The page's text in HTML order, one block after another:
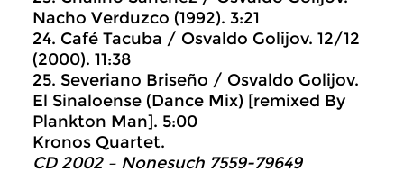
Nacho Verduzco (1992). 3:21
24. Café Tacuba / Osvaldo Golijov. 12/12
(2000). 11:38
25. Severiano Briseño / Osvaldo Golijov.
El Sinaloense (Dance Mix) [remixed By
Plankton Man]. 5:00
Kronos Quartet.
CD 2002 – Nonesuch 7559-79649